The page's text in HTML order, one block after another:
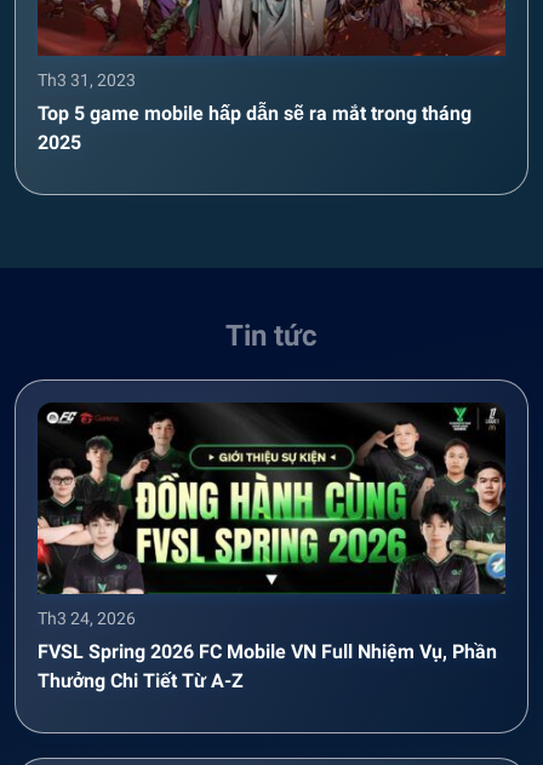
Th3 31, 2023
Top 5 game mobile hấp dẫn sẽ ra mắt trong tháng
2025
Tin tức
Th3 24, 2026
FVSL Spring 2026 FC Mobile VN Full Nhiệm Vụ, Phần
Thưởng Chi Tiết Từ A-Z